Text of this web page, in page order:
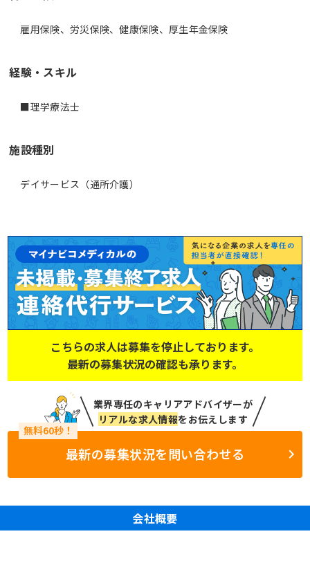
雇用保険、労災保険、健康保険、厚生年金保険
経験・スキル
■理学療法士
施設種別
デイサービス（通所介護）
こちらの求人は募集を停止しております。
最新の募集状況の確認も承ります。
業界専任のキャリアアドバイザーが
リアルな求人情報をお伝えします
最新の募集状況を問い合わせる
会社概要